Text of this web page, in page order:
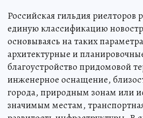
Российская гильдия риелторов
единую классификацию
основываясь на таких
архитектурные и
благоустройство придомовой
инженерное оснащение,
города, природным зонам или
значимым местам,